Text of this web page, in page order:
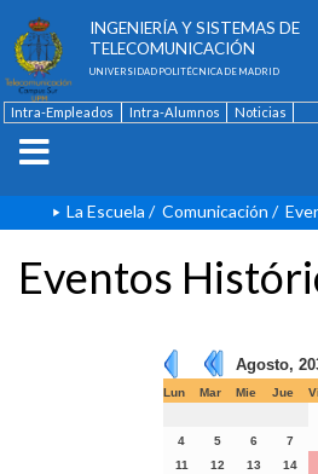
INGENIERÍA Y SISTEMAS DE
TELECOMUNICACIÓN
UNIVERSIDAD POLITÉCNICA DE MADRID
Intra-Empleados Intra-Alumnos
Noticias
La Escuela / Comunicación /
Eventos
Agosto,
Lun Mar Mie Jue
4
5 6 7
11
12 13 14